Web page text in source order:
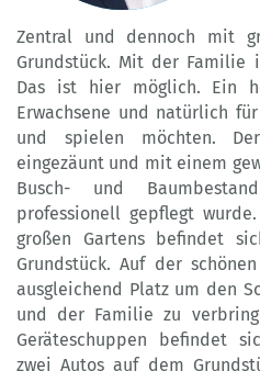
Zentral und dennoch mit
Grundstück. Mit der Familie
Das ist hier möglich. Ein
Erwachsene und natürlich
und spielen möchten.
eingezäunt und mit einem
Busch- und
professionell gepflegt
großen Gartens befindet
Grundstück. Auf der
ausgleichend Platz um den
und der Familie zu
Geräteschuppen befindet
zwei Autos auf dem